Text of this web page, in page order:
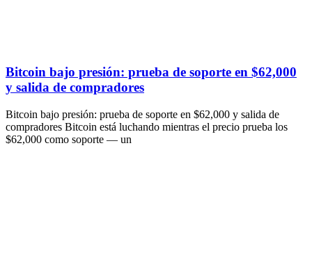
Bitcoin bajo presión: prueba de soporte en $62,000
y salida de compradores
Bitcoin bajo presión: prueba de soporte en $62,000 y salida de
compradores Bitcoin está luchando mientras el precio prueba los
$62,000 como soporte — un